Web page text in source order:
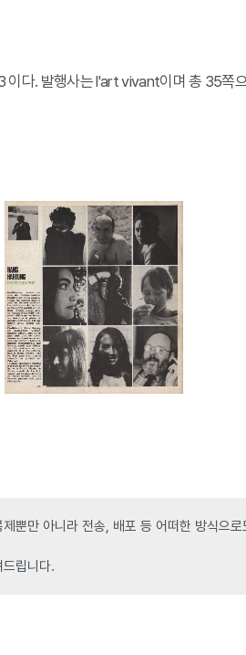
이다. 발행사는 l'art vivant이며 총 35쪽
뿐만 아니라 전송, 배포 등 어떠한 방식으
립니다.